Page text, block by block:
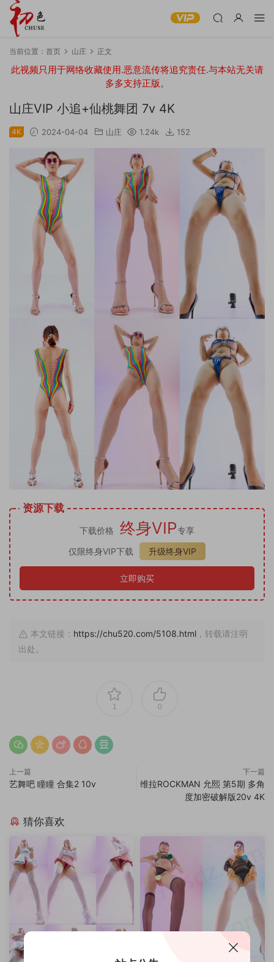
当前位置： 首页 山庄 正文
此视频只用于网络收藏使用.恶意流传将追究责任.与本站无关请
多多支持正版。
山庄VIP 小追+仙桃舞团 7v 4K
4K 2024-04-04 山庄 1.24k 152
资源下载
下载价格 终身VIP专享
仅限终身VIP下载
升级终身VIP
立即购买
本文链接： https://chu520.com/5108.html ，转载请注明
出处。
1 0
上一篇
艺舞吧 瞳瞳 合集2 10v
下一篇
维拉ROCKMAN 允熙 第5期 多角
度加密破解版20v 4K
猜你喜欢